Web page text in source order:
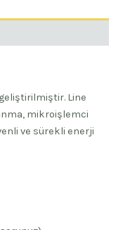
Line
mikroişlemci
ve sürekli enerji